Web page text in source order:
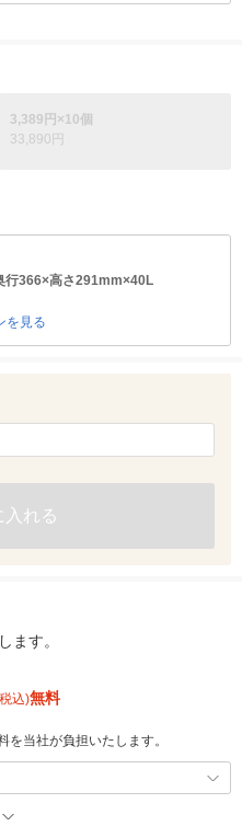
3,389円×10個
33,890円
行366×高さ291mm×40L
を見る
入れる
ます。
込)無料
当社が負担いたします。